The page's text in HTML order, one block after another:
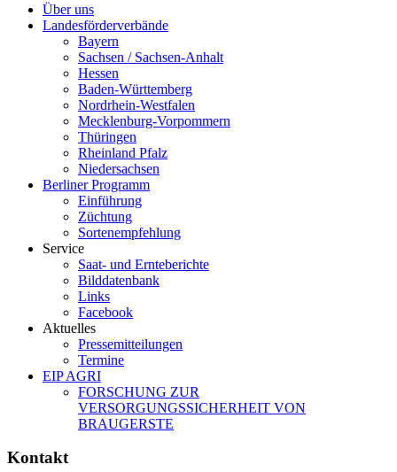
Über uns
Landesförderverbände
Bayern
Sachsen / Sachsen-Anhalt
Hessen
Baden-Württemberg
Nordrhein-Westfalen
Mecklenburg-Vorpommern
Thüringen
Rheinland Pfalz
Niedersachsen
Berliner Programm
Einführung
Züchtung
Sortenempfehlung
Service
Saat- und Ernteberichte
Bilddatenbank
Links
Facebook
Aktuelles
Pressemitteilungen
Termine
EIP AGRI
FORSCHUNG ZUR
VERSORGUNGSSICHERHEIT VON
BRAUGERSTE
Kontakt